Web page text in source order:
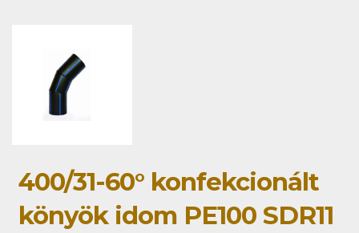
400/31-60° konfekcionált
könyök idom PE100 SDR11